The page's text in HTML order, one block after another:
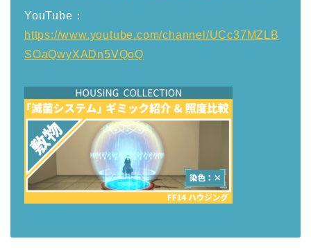
YouTube：
https://www.youtube.com/channel/UCc37MZLB
SOaQwyXADn5VQoQ